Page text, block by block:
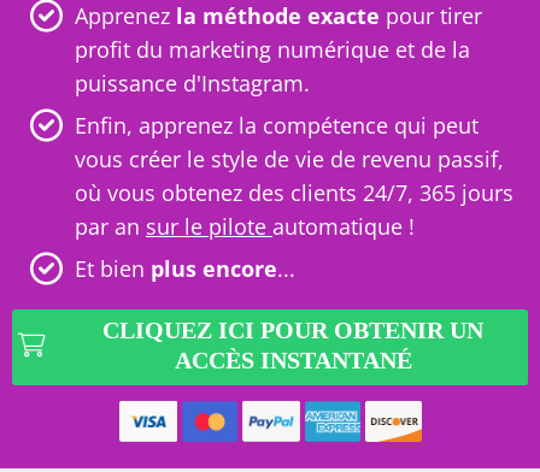
Apprenez la méthode exacte pour tirer
profit du marketing numérique et de la
puissance d'Instagram.
Enfin, apprenez la compétence qui peut
vous créer le style de vie de revenu passif,
où vous obtenez des clients 24/7, 365 jours
par an sur le pilote automatique !
Et bien plus encore...
CLIQUEZ ICI POUR OBTENIR UN
ACCÈS INSTANTANÉ